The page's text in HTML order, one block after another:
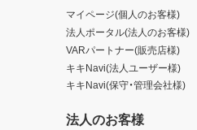
マイページ(個人のお客様)
法人ポータル(法人のお客様)
VARパートナー(販売店様)
キキNavi(法人ユーザー様)
キキNavi(保守・管理会社様)
法人のお客様